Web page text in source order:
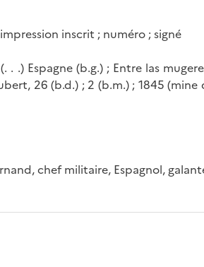
inscrit ; numéro ; signé
. .) Espagne (b.g.) ; Entre las
26 (b.d.) ; 2 (b.m.) ; 1845
chef militaire, Espagnol,